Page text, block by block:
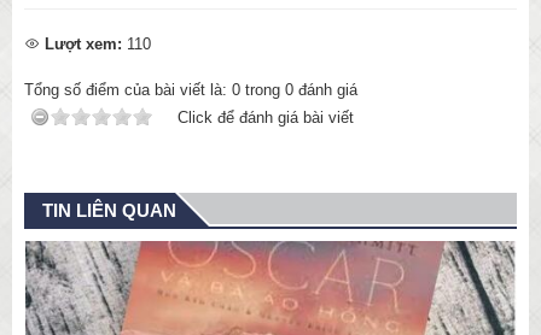
Lượt xem: 110
Tổng số điểm của bài viết là: 0 trong 0 đánh giá
Click để đánh giá bài viết
TIN LIÊN QUAN